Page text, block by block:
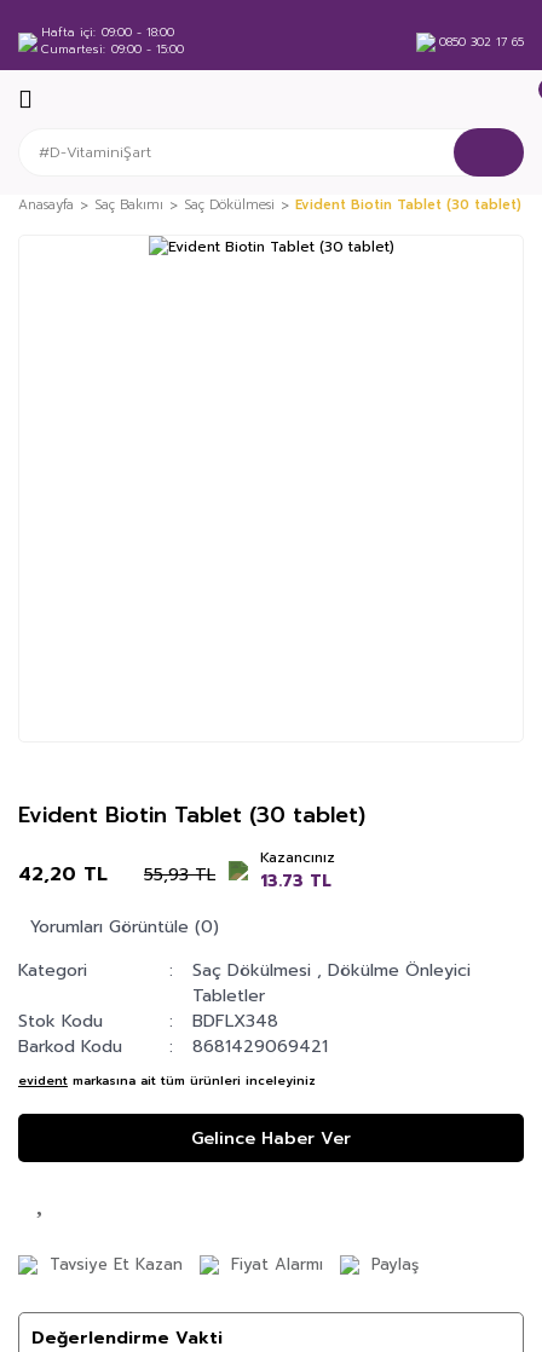
Hafta içi 09:00 - 18:00
Cumartesi 09:00 - 15:00 0850 302 17 65
Anasayfa Saç Bakımı Saç Dökülmesi Evident Biotin Tablet (30 tablet)
Evident Biotin Tablet (30 tablet)
42,20 TL 55,93 TL
Kazancınız
13.73 TL
Yorumları Görüntüle (0)
Kategori
Saç Dökülmesi ,Dökülme Önleyici
Tabletler
Stok Kodu
BDFLX348
Barkod Kodu
8681429069421
evident markasına ait tüm ürünleri inceleyiniz
Gelince Haber Ver
Tavsiye Et Kazan Fiyat Alarmı Paylaş
Değerlendirme Vakti